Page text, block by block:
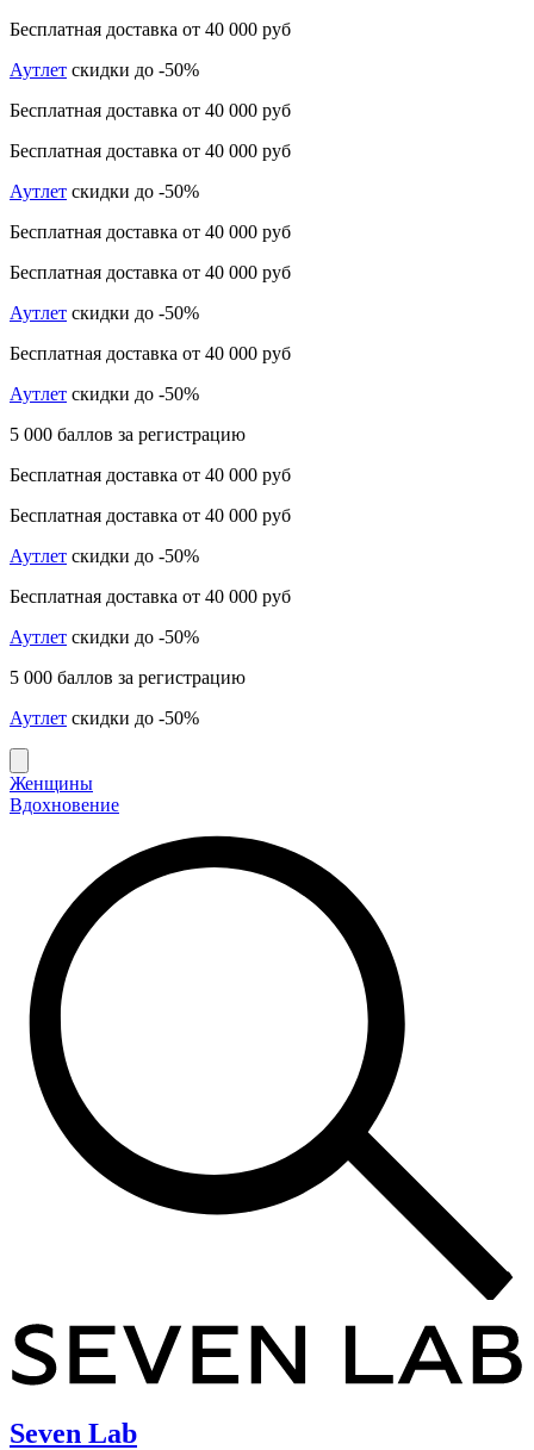
Бесплатная доставка от 40 000 руб
Аутлет скидки до -50%
Бесплатная доставка от 40 000 руб
Бесплатная доставка от 40 000 руб
Аутлет скидки до -50%
Бесплатная доставка от 40 000 руб
Бесплатная доставка от 40 000 руб
Аутлет скидки до -50%
Бесплатная доставка от 40 000 руб
Аутлет скидки до -50%
5 000 баллов за регистрацию
Бесплатная доставка от 40 000 руб
Бесплатная доставка от 40 000 руб
Аутлет скидки до -50%
Бесплатная доставка от 40 000 руб
Аутлет скидки до -50%
5 000 баллов за регистрацию
Аутлет скидки до -50%
Женщины
Вдохновение
Seven Lab